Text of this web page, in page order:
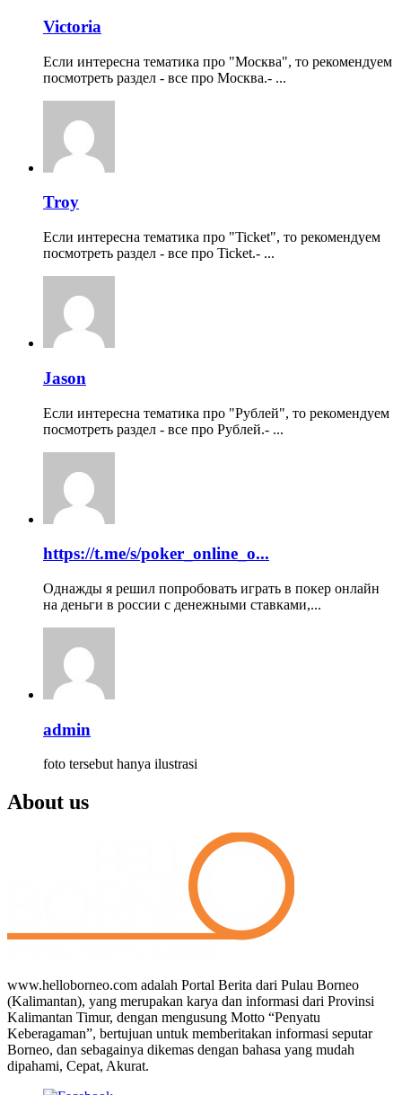
Victoria
Если интересна тематика про "Москва", то рекомендуем
посмотреть раздел - все про Москва.- ...
Troy
Если интересна тематика про "Ticket", то рекомендуем
посмотреть раздел - все про Ticket.- ...
Jason
Если интересна тематика про "Рублей", то рекомендуем
посмотреть раздел - все про Рублей.- ...
https://t.me/s/poker_online_o...
Однажды я решил попробовать играть в покер онлайн
на деньги в россии с денежными ставками,...
admin
foto tersebut hanya ilustrasi
About us
www.helloborneo.com adalah Portal Berita dari Pulau Borneo
(Kalimantan), yang merupakan karya dan informasi dari Provinsi
Kalimantan Timur, dengan mengusung Motto “Penyatu
Keberagaman”, bertujuan untuk memberitakan informasi seputar
Borneo, dan sebagainya dikemas dengan bahasa yang mudah
dipahami, Cepat, Akurat.